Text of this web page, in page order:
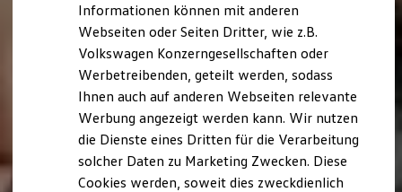
Lifestyle Shop
T-Roc Kollektion
Golf Kollektion
ID. Kollektion
Volkswagen Kollektion
R-Kollektion
GTI Kollektion
Fußball Drop
we drive football
#wedriveproud
Besitzer und Service
Informationen können mit anderen
Webseiten oder Seiten Dritter, wie z.B.
Volkswagen Konzerngesellschaften oder
Werbetreibenden, geteilt werden, sodass
Ihnen auch auf anderen Webseiten relevante
Werbung angezeigt werden kann. Wir nutzen
die Dienste eines Dritten für die Verarbeitung
solcher Daten zu Marketing Zwecken. Diese
Cookies werden, soweit dies zweckdienlich